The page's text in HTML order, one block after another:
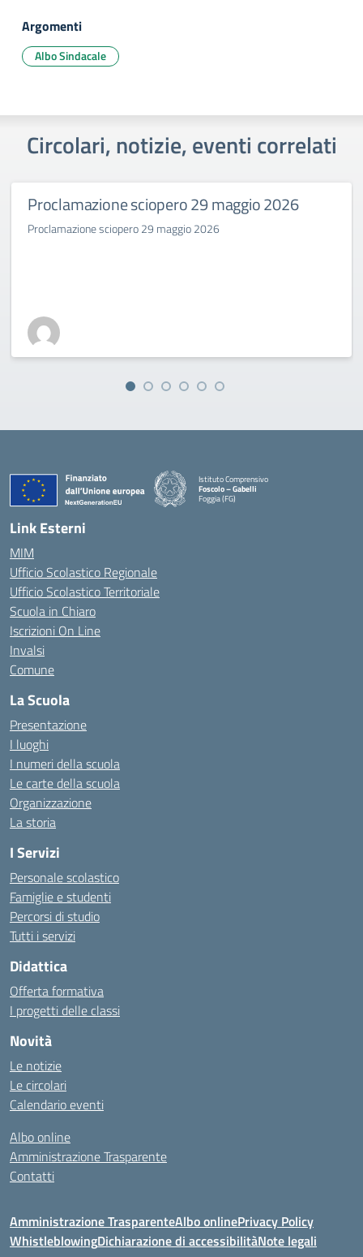
Argomenti
Albo Sindacale
Circolari, notizie, eventi correlati
Proclamazione sciopero 29 maggio 2026
Proclamazione sciopero 29 maggio 2026
Istituto Comprensivo
Foscolo – Gabelli
Foggia (FG)
— Visita la pagina iniziale della scuola
Link Esterni
MIM
Ufficio Scolastico Regionale
Ufficio Scolastico Territoriale
Scuola in Chiaro
Iscrizioni On Line
Invalsi
Comune
La Scuola
Presentazione
I luoghi
I numeri della scuola
Le carte della scuola
Organizzazione
La storia
I Servizi
Personale scolastico
Famiglie e studenti
Percorsi di studio
Tutti i servizi
Didattica
Offerta formativa
I progetti delle classi
Novità
Le notizie
Le circolari
Calendario eventi
Albo online
Amministrazione Trasparente
Contatti
Amministrazione TrasparenteAlbo onlinePrivacy Policy
WhistleblowingDichiarazione di accessibilitàNote legali